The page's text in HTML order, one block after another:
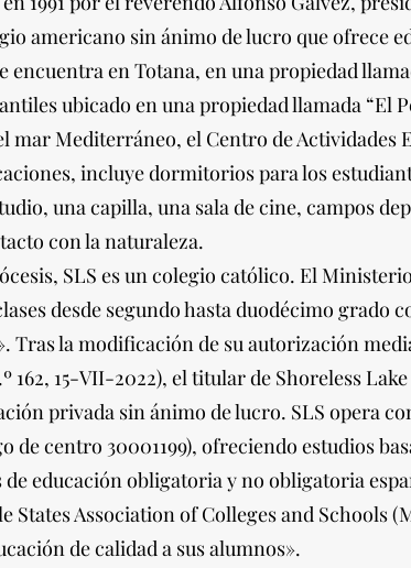
americano sin ánimo de lucro que ofrece
en Totana, en una propiedad
ubicado en una propiedad llamada “El
mar Mediterráneo, el Centro de Actividades
incluye dormitorios para los
una capilla, una sala de cine, campos
con la naturaleza.
SLS es un colegio católico. El
desde segundo hasta duodécimo grado
Tras la modificación de su autorización
162, 15-VII-2022), el titular de Shoreless
privada sin ánimo de lucro. SLS opera
de centro 30001199), ofreciendo estudios
educación obligatoria y no obligatoria
Association of Colleges and Schools
de calidad a sus alumnos».